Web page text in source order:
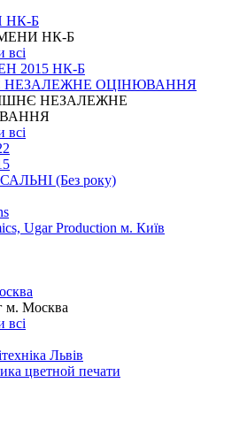
НК-Б
НК-Б
всі
2015 НК-Б
НЕЗАЛЕЖНЕ ОЦІНЮВАННЯ
НЕЗАЛЕЖНЕ
всі
(Без року)
Ugar Production м. Київ
м. Москва
всі
Львів
цветной печати